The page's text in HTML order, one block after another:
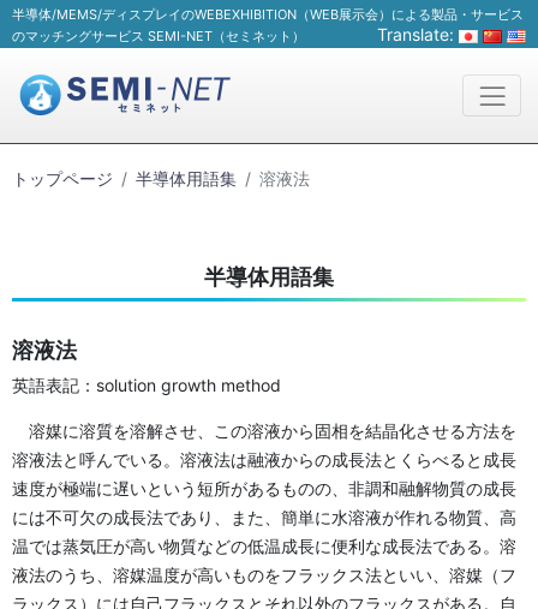
半導体/MEMS/ディスプレイのWEBEXHIBITION（WEB展示会）による製品・サービス
のマッチングサービス SEMI-NET（セミネット）
Translate:
トップページ 半導体用語集 溶液法
半導体用語集
溶液法
英語表記：solution growth method
溶媒に溶質を溶解させ、この溶液から固相を結晶化させる方法を
溶液法と呼んでいる。溶液法は融液からの成長法とくらべると成長
速度が極端に遅いという短所があるものの、非調和融解物質の成長
には不可欠の成長法であり、また、簡単に水溶液が作れる物質、高
温では蒸気圧が高い物質などの低温成長に便利な成長法である。溶
液法のうち、溶媒温度が高いものをフラックス法といい、溶媒（フ
ラックス）には自己フラックスとそれ以外のフラックスがある。自